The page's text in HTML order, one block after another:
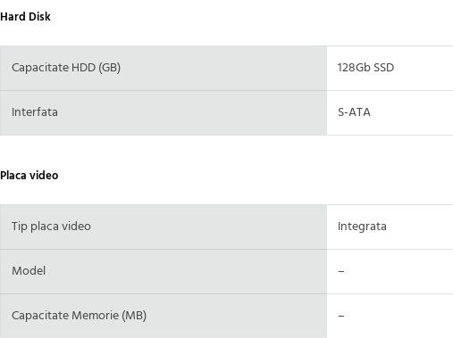
Hard Disk
Capacitate HDD (GB) 128Gb SSD
Interfata S-ATA
Placa video
Tip placa video Integrata
Model –
Capacitate Memorie (MB) –